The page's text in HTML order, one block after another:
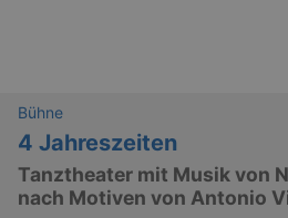
Bühne
4 Jahreszeiten
Tanztheater mit Musik von
nach Motiven von Antonio